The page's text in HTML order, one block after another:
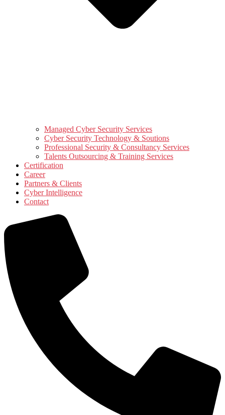
Managed Cyber Security Services
Cyber Security Technology & Soutions
Professional Security & Consultancy Services
Talents Outsourcing & Training Services
Certification
Career
Partners & Clients
Cyber Intelligence
Contact